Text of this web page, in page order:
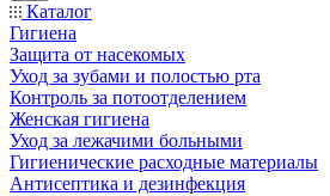
Каталог
Гигиена
Защита от насекомых
Уход за зубами и полостью рта
Контроль за потоотделением
Женская гигиена
Уход за лежачими больными
Гигиенические расходные материалы
Антисептика и дезинфекция